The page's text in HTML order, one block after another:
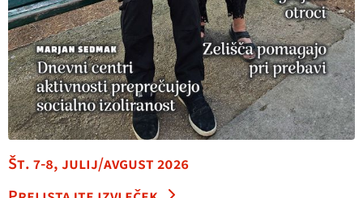
Št. 7-8, julij/avgust 2026